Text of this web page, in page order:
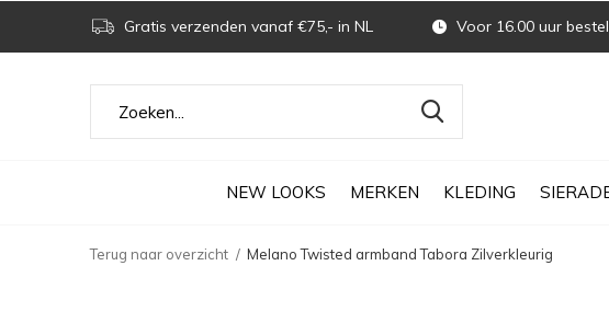
NEW LOOKS MERKEN KLEDING
Gratis verzenden vanaf €75,- in NL Voor 16.00 uur
Terug naar overzicht Melano Twisted armband Tabora Zilverkleurig